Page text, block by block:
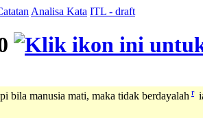
Analisa Kata ITL - draft
bila manusia mati, maka tidak berdayalah r